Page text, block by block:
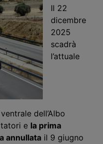
Il 22
dicembre
2025
scadrà
l’attuale
dell’Albo
e la prima
annullata il 9 giugno